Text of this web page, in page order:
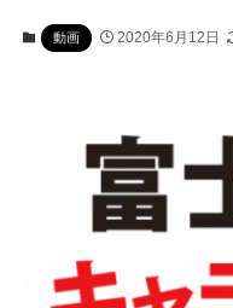
動画 2020年6月12日